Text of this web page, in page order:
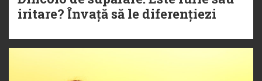
iritare? Învață să le diferențiezi